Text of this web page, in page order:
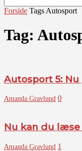
Forside Tags Autosport
Tag:
Autosport 5:
Amanda Gravlund 0
Nu kan du
Amanda Gravlund 1